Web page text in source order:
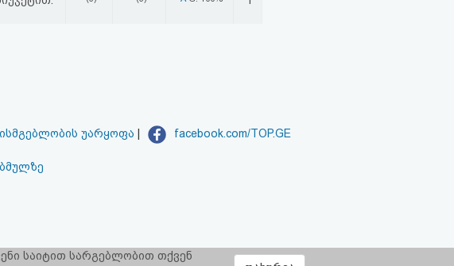
უარყოფა facebook.com/TOP.GE
ბმულზე
საიტით სარგებლობით თქვენ